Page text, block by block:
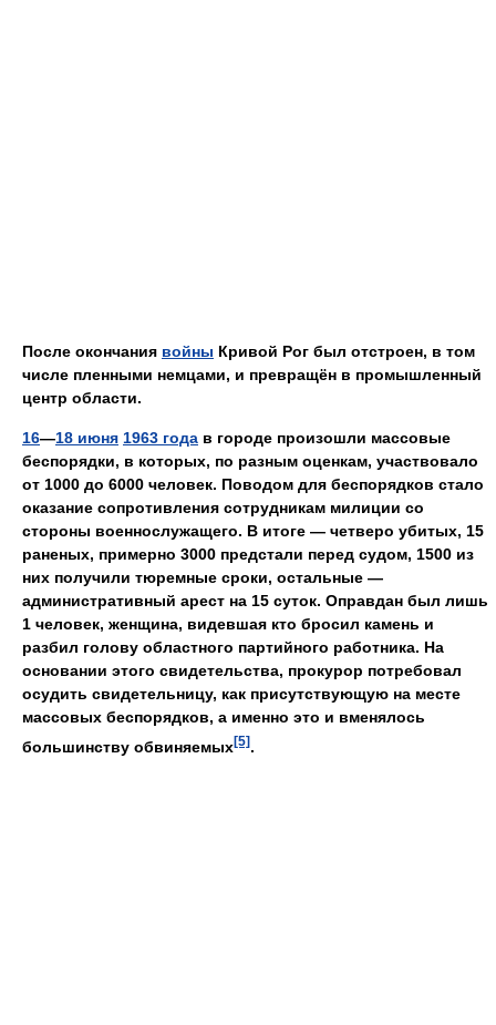
После окончания войны Кривой Рог был отстроен, в том
числе пленными немцами, и превращён в промышленный
центр области.
16—18 июня 1963 года в городе произошли массовые
беспорядки, в которых, по разным оценкам, участвовало
от 1000 до 6000 человек. Поводом для беспорядков стало
оказание сопротивления сотрудникам милиции со
стороны военнослужащего. В итоге — четверо убитых, 15
раненых, примерно 3000 предстали перед судом, 1500 из
них получили тюремные сроки, остальные —
административный арест на 15 суток. Оправдан был лишь
1 человек, женщина, видевшая кто бросил камень и
разбил голову областного партийного работника. На
основании этого свидетельства, прокурор потребовал
осудить свидетельницу, как присутствующую на месте
массовых беспорядков, а именно это и вменялось
большинству обвиняемых[5].